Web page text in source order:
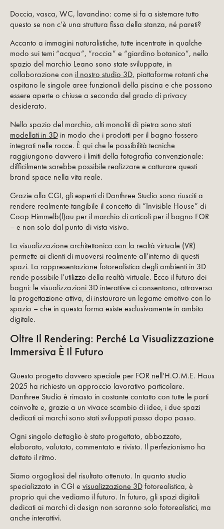
Doccia, vasca, WC, lavandino: come si fa a sistemare tutto
questo se non c’è una struttura fissa della stanza, né pareti?
Accanto a immagini naturalistiche, tutte incentrate in qualche
modo sui temi “acqua”, “roccia” e “giardino botanico”, nello
spazio del marchio Leano sono state sviluppate, in
collaborazione con il nostro studio 3D, piattaforme rotanti che
ospitano le singole aree funzionali della piscina e che possono
essere aperte o chiuse a seconda del grado di privacy
desiderato.
Nello spazio del marchio, alti monoliti di pietra sono stati
modellati in 3Din modo che i prodotti per il bagno fossero
integrati nelle rocce. È qui che le possibilità tecniche
raggiungono davvero i limiti della fotografia convenzionale:
difficilmente sarebbe possibile realizzare e catturare questi
brand space nella vita reale.
Grazie alla CGI, gli esperti di Danthree Studio sono riusciti a
rendere realmente tangibile il concetto di “Invisible House” di
Coop Himmelb(l)au per il marchio di articoli per il bagno FOR
– e non solo dal punto di vista visivo.
La visualizzazione architettonica con la realtà virtuale (VR)
permette ai clienti di muoversi realmente all’interno di questi
spazi. La rappresentazione fotorealistica degli ambienti in 3D
rende possibile l’utilizzo della realtà virtuale. Ecco il futuro dei
bagni: le visualizzazioni 3D interattive ci consentono, attraverso
la progettazione attiva, di instaurare un legame emotivo con lo
spazio – che in questa forma esiste esclusivamente in ambito
digitale.
Oltre Il Rendering: Perché La Visualizzazione
Immersiva È Il Futuro
Questo progetto davvero speciale per FOR nell’H.O.M.E. Haus
2025 ha richiesto un approccio lavorativo particolare.
Danthree Studio è rimasto in costante contatto con tutte le parti
coinvolte e, grazie a un vivace scambio di idee, i due spazi
dedicati ai marchi sono stati sviluppati passo dopo passo.
Ogni singolo dettaglio è stato progettato, abbozzato,
elaborato, valutato, commentato e rivisto. Il perfezionismo ha
dettato il ritmo.
Siamo orgogliosi del risultato ottenuto. In quanto studio
specializzato in CGI e visualizzazione 3Dfotorealistica, è
proprio qui che vediamo il futuro. In futuro, gli spazi digitali
dedicati ai marchi di design non saranno solo fotorealistici, ma
anche interattivi.